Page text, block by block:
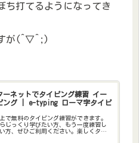
ち打てるようになってき
すが(^▽^;)
ーネットでタイピング練習 イー
ング | e-typing ローマ字タイピ
で無料のタイピング練習ができます。
じっくり学びたい方、もう一度練習し
方、ぜひご利用ください。楽しくタイ